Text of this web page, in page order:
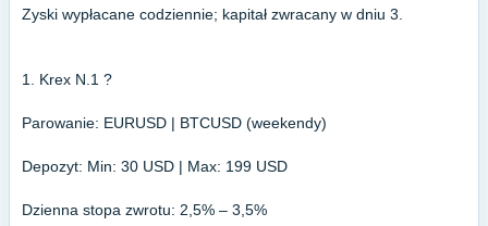
Zyski wypłacane codziennie; kapitał zwracany w dniu 3.
1. Krex N.1 ?
Parowanie: EURUSD | BTCUSD (weekendy)
Depozyt: Min: 30 USD | Max: 199 USD
Dzienna stopa zwrotu: 2,5% – 3,5%